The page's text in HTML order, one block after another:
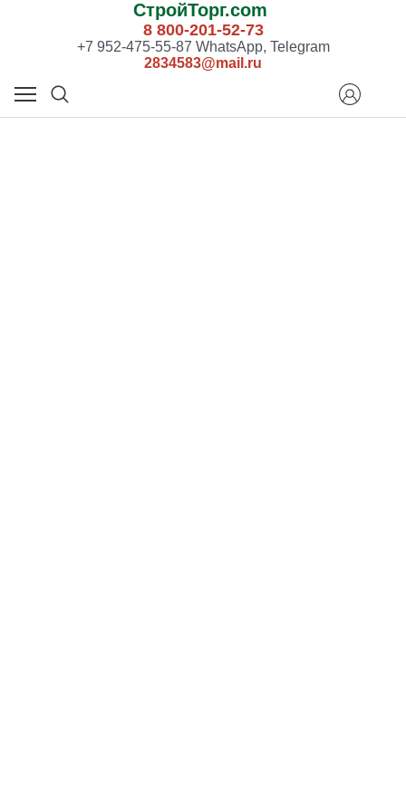
СтройТорг.com
8 800-201-52-73
+7 952-475-55-87 WhatsApp, Telegram
2834583@mail.ru